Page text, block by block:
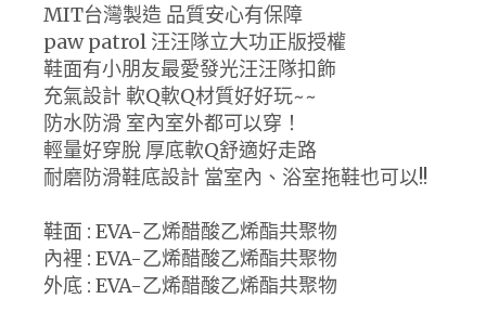
MIT台灣製造 品質安心有保障
paw patrol 汪汪隊立大功正版授權
鞋面有小朋友最愛發光汪汪隊扣飾
充氣設計 軟Q軟Q材質好好玩~~
防水防滑 室內室外都可以穿！
輕量好穿脫 厚底軟Q舒適好走路
耐磨防滑鞋底設計 當室內、浴室拖鞋也可以!!
鞋面 : EVA-乙烯醋酸乙烯酯共聚物
內裡 : EVA-乙烯醋酸乙烯酯共聚物
外底 : EVA-乙烯醋酸乙烯酯共聚物